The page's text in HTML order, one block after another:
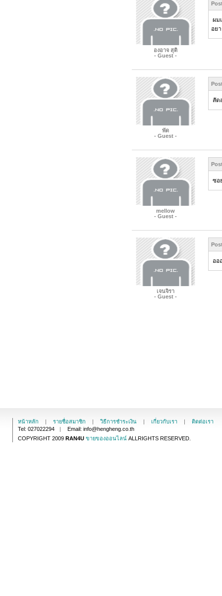
องอาจ สุติ
- Guest -
ผม
อย
พัด
- Guest -
สัด
mellow
- Guest -
ซอ
เจนจิรา
- Guest -
ออ
หน้าหลัก | รายชื่อสมาชิก | วิธีการชำระเงิน | เกี่ยวกับเรา |
ติดต่อเรา
Tel: 027022294
|
Email: info@hengheng.co.th
COPYRIGHT 2009 RAN4U ขายของออนไลน์ALLRIGHTS RESERVED.